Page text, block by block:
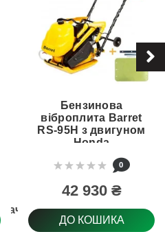
Бензинова
віброплита Barret
RS-95H з двигуном
Honda
0
42 930 ₴
ДО КОШИКА